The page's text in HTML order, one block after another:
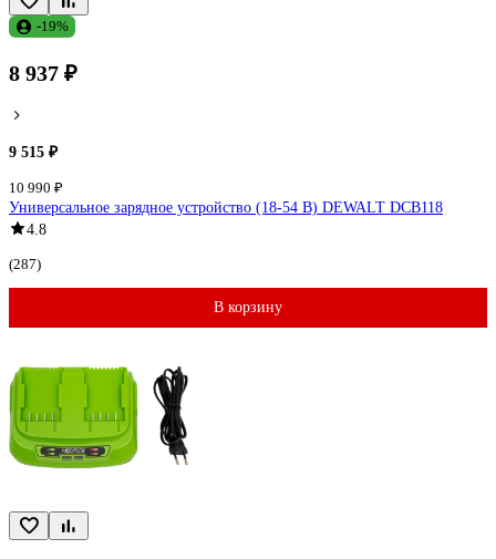
-19%
8 937 ₽
9 515 ₽
10 990 ₽
Универсальное зарядное устройство (18-54 В) DEWALT DCB118
4.8
(287)
В корзину